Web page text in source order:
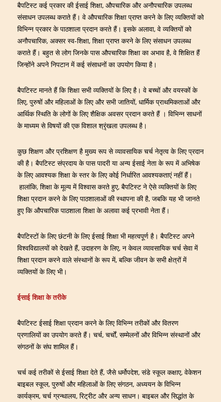
बैपटिस्ट कई प्रकार की ईसाई शिक्षा, औपचारिक और अनौपचारिक उपलब्ध
संसाधन उपलब्ध कराते हैं। वे औपचारिक शिक्षा प्राप्त करने के लिए व्यक्तियों को
विभिन्न प्रकार के पाठशाला प्रदान करते हैं। इसके अलावा, वे व्यक्तियों को
अनौपचारिक, अक्सर स्व-शिक्षा, शिक्षा प्राप्त करने के लिए संसाधन उपलब्ध
कराते हैं। बहुत से लोग जिनके पास औपचारिक शिक्षा का अभाव है, वे शिक्षित हैं
जिन्होंने अपने निपटान में कई संसाधनों का उपयोग किया है।
बैपटिस्ट मानते हैं कि शिक्षा सभी व्यक्तियों के लिए है। वे बच्चों और वयस्कों के
लिए, पुरुषों और महिलाओं के लिए और सभी जातियों, धार्मिक प्राथमिकताओं और
आर्थिक स्थिति के लोगों के लिए शैक्षिक अवसर प्रदान करते हैं । विभिन्न साधनों
के माध्यम से विषयों की एक विशाल श्रृंखला उपलब्ध है।
कुछ शिक्षण और प्रशिक्षण है मुख्य रूप से व्यावसायिक चर्च नेतृत्व के लिए प्रदान
की है। बैपटिस्ट संप्रदाय के पास पादरी या अन्य ईसाई नेता के रूप में अभिषेक
के लिए आवश्यक शिक्षा के स्तर के लिए कोई निर्धारित आवश्यकताएं नहीं हैं।
हालांकि, शिक्षा के मूल्य में विश्वास करते हुए, बैपटिस्ट ने ऐसे व्यक्तियों के लिए
शिक्षा प्रदान करने के लिए पाठशालाओं की स्थापना की है, जबकि यह भी जानते
हुए कि औपचारिक पाठशाला शिक्षा के अलावा कई प्रभावी नेता हैं।
बैपटिस्टों के लिए छंटनी के लिए ईसाई शिक्षा भी महत्वपूर्ण है। बैपटिस्ट अपने
विश्वविद्यालयों को देखते हैं, उदाहरण के लिए, न केवल व्यावसायिक चर्च सेवा में
शिक्षा प्रदान करने वाले संस्थानों के रूप में, बल्कि जीवन के सभी क्षेत्रों में
व्यक्तियों के लिए भी।
ईसाई शिक्षा के तरीके
बैपटिस्ट ईसाई शिक्षा प्रदान करने के लिए विभिन्न तरीकों और वितरण
प्रणालियों का उपयोग करते हैं। चर्च, चर्चों, सम्मेलनों और विभिन्न संस्थानों और
संगठनों के संघ शामिल हैं।
चर्च कई तरीकों से ईसाई शिक्षा देते हैं, जैसे धर्मोपदेश, संडे स्कूल कक्षाए, वेकेशन
बाइबल स्कूल, पुरुषों और महिलाओं के लिए संगठन, अध्ययन के विभिन्न
कार्यक्रम, चर्च ग्रन्थालय, रिट्रीट और अन्य साधन। बाइबल और सिद्धांत के